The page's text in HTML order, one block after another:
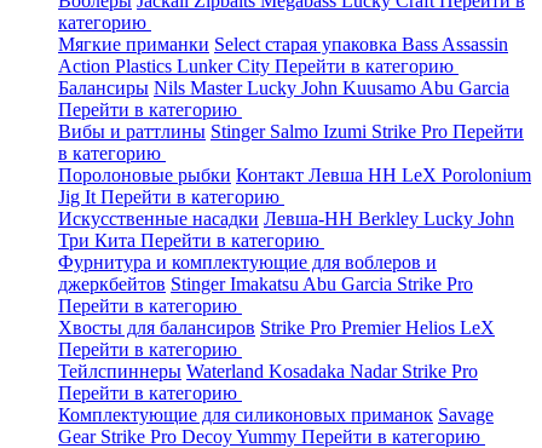
категорию
Мягкие приманки Select старая упаковка Bass Assassin
Action Plastics Lunker City Перейти в категорию
Балансиры Nils MasterLucky John Kuusamo Abu Garcia
Перейти в категорию
Вибы и раттлины Stinger Salmo Izumi Strike Pro Перейти
в категорию
Поролоновые рыбки Контакт Левша НН LeX Porolonium
Jig It Перейти в категорию
Искусственные насадки Левша-НН Berkley Lucky John
Три Кита Перейти в категорию
Фурнитура и комплектующие для воблеров и
джеркбейтов StingerImakatsu Abu Garcia Strike Pro
Перейти в категорию
Хвосты для балансиров Strike Pro PremierHelios LeX
Перейти в категорию
Тейлспиннеры Waterland Kosadaka Nadar Strike Pro
Перейти в категорию
Комплектующие для силиконовых приманок Savage
Gear Strike Pro DecoyYummy Перейти в категорию